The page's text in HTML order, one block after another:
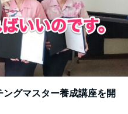
グマスター養成講座を開